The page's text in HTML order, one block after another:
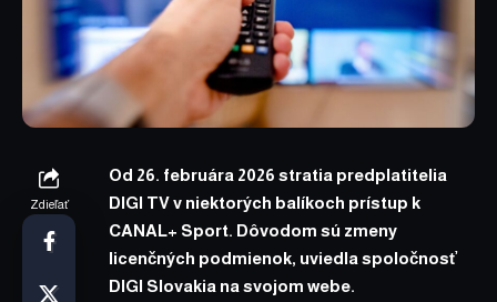
Zdieľať
Od 26. februára 2026 stratia predplatitelia
DIGI TV v niektorých balíkoch prístup k
CANAL+ Sport. Dôvodom sú zmeny
licenčných podmienok, uviedla spoločnosť
DIGI Slovakia na svojom webe.